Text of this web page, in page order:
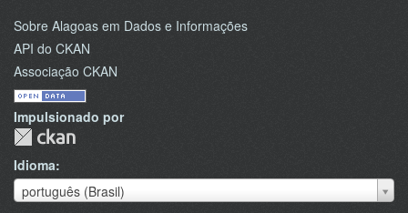
Sobre Alagoas em Dados e Informações
API do CKAN
Associação CKAN
Impulsionado por
Idioma
português (Brasil)
Idioma